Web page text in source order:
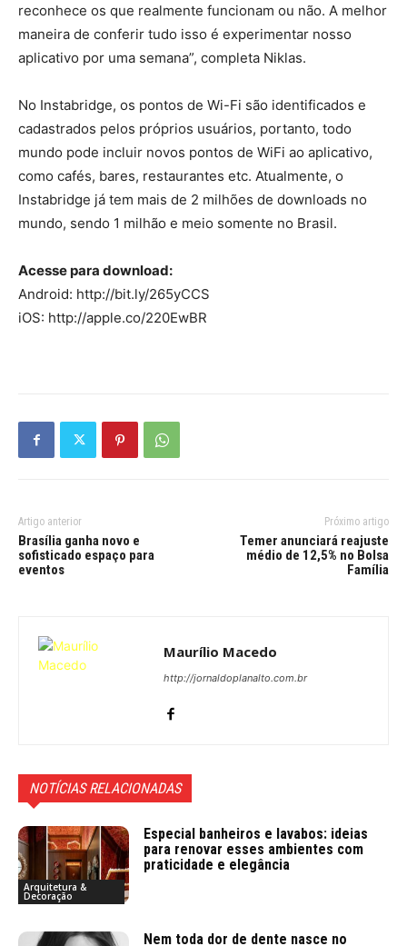
reconhece os que realmente funcionam ou não. A melhor
maneira de conferir tudo isso é experimentar nosso
aplicativo por uma semana”, completa Niklas.
No Instabridge, os pontos de Wi-Fi são identificados e
cadastrados pelos próprios usuários, portanto, todo
mundo pode incluir novos pontos de WiFi ao aplicativo,
como cafés, bares, restaurantes etc. Atualmente, o
Instabridge já tem mais de 2 milhões de downloads no
mundo, sendo 1 milhão e meio somente no Brasil.
Acesse para download:
Android: http://bit.ly/265yCCS
iOS: http://apple.co/220EwBR
Artigo anterior
Brasília ganha novo e
sofisticado espaço para
eventos
Próximo artigo
Temer anunciará reajuste
médio de 12,5% no Bolsa
Família
Maurílio Macedo
http://jornaldoplanalto.com.br
NOTÍCIAS RELACIONADAS
Arquitetura &
Decoração
Especial banheiros e lavabos: ideias
para renovar esses ambientes com
praticidade e elegância
Nem toda dor de dente nasce no